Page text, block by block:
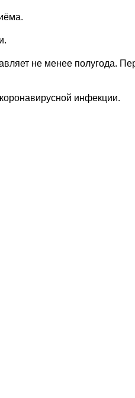
не менее полугода.
инфекции.